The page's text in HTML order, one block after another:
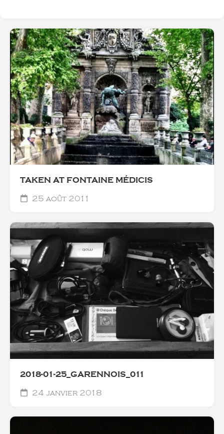
TAKEN AT FONTAINE MÉDICIS
25 août 2011
2018-01-25_GARENNOIS_011
24 janvier 2018